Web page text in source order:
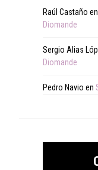
Raúl Castaño en
Diomande
Sergio Alias
Diomande
Pedro Navio en